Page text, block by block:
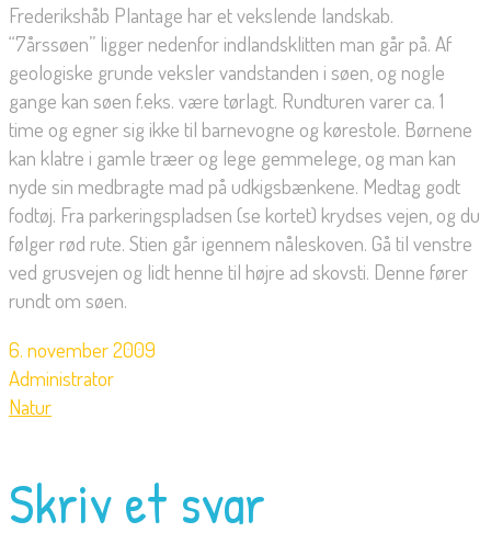
Frederikshåb Plantage har et vekslende landskab.
“7årssøen” ligger nedenfor indlandsklitten man går på. Af
geologiske grunde veksler vandstanden i søen, og nogle
gange kan søen f.eks. være tørlagt. Rundturen varer ca. 1
time og egner sig ikke til barnevogne og kørestole. Børnene
kan klatre i gamle træer og lege gemmelege, og man kan
nyde sin medbragte mad på udkigsbænkene. Medtag godt
fodtøj. Fra parkeringspladsen (se kortet) krydses vejen, og du
følger rød rute. Stien går igennem nåleskoven. Gå til venstre
ved grusvejen og lidt henne til højre ad skovsti. Denne fører
rundt om søen.
6. november 2009
Administrator
Natur
Skriv et svar